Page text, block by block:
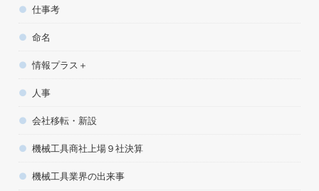
仕事考
命名
情報プラス＋
人事
会社移転・新設
機械工具商社上場９社決算
機械工具業界の出来事